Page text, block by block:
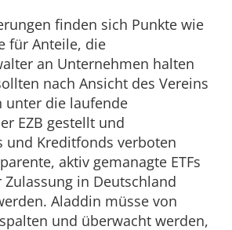
finden sich Punkte wie
für Anteile, die
an Unternehmen halten
nach Ansicht des Vereins
unter die laufende
EZB gestellt und
und Kreditfonds verboten
aktiv gemanagte ETFs
in Deutschland
Aladdin müsse von
und überwacht werden,